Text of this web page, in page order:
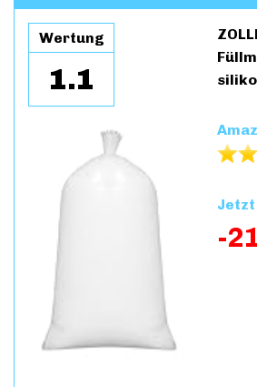
Wertung
1.1
Jetzt
-